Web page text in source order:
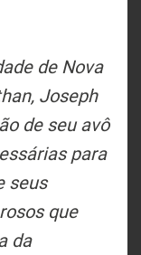
de Nova
Joseph
de seu avô
para
seus
que
da